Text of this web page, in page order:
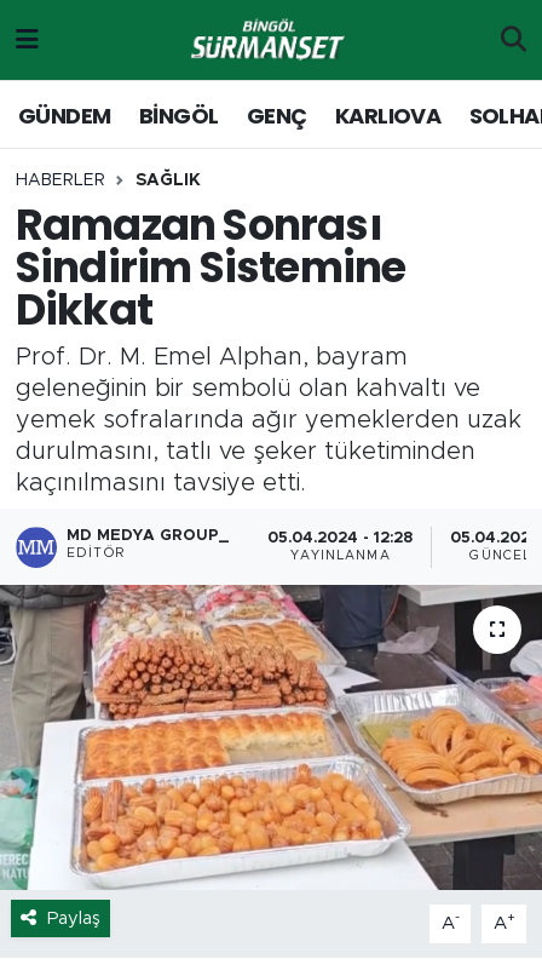
GÜNDEM BİNGÖL GENÇ KARLIOVA
HABERLER SAĞLIK
Ramazan Sonrası
Sindirim Sistemine
Dikkat
Prof. Dr. M. Emel Alphan, bayram
geleneğinin bir sembolü olan kahvaltı ve
yemek sofralarında ağır yemeklerden uzak
durulmasını, tatlı ve şeker tüketiminden
kaçınılmasını tavsiye etti.
MD MEDYA GROUP_
EDITÖR
05.04.2024 - 12:28
YAYINLANMA
05.04.2024
Paylaş A- A+
Genç
Solhan
Karlıova
Yayladere-Yedisu
MD Prestij Dergisi
Spor
Yaşam
Sağlık
Eğitim
Ekonomi
Hava Durumu
Merkez Hava Durumu
Merkez Trafik Yoğunluk Haritası
Süper Lig Puan Durumu ve Fikstür
Son Dakika Haberleri
Haber Arşivi